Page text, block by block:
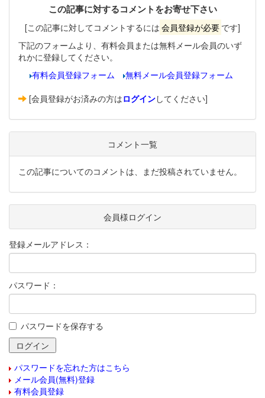
この記事に対するコメントをお寄せ下さい
[この記事に対してコメントするには 会員登録が必要 です]
下記のフォームより、有料会員または無料メール会員のいず
れかに登録してください。
有料会員登録フォーム
無料メール会員登録フォーム
[会員登録がお済みの方はログインしてください]
コメント一覧
この記事についてのコメントは、まだ投稿されていません。
会員様ログイン
登録メールアドレス：
パスワード：
パスワードを保存する
パスワードを忘れた方はこちら
メール会員(無料)登録
有料会員登録